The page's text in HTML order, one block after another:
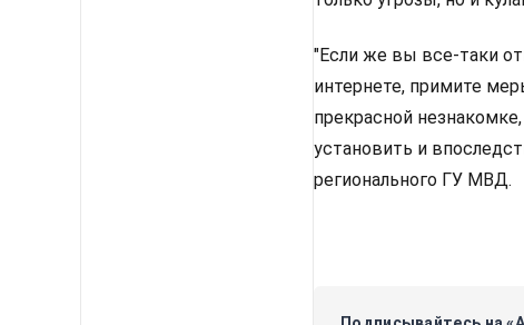
"Если же вы все-таки
интернете, примите
прекрасной
установить и
регионального ГУ МВД.